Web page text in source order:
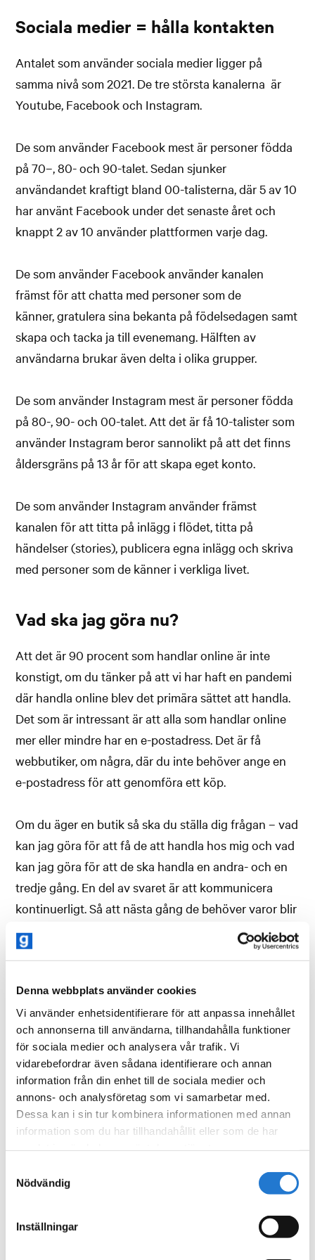
Denna webbplats använder cookies
Vi använder enhetsidentifierare för att anpassa innehållet
och annonserna till användarna, tillhandahålla funktioner
för sociala medier och analysera vår trafik. Vi
vidarebefordrar även sådana identifierare och annan
information från din enhet till de sociala medier och
annons- och analysföretag som vi samarbetar med.
Dessa kan i sin tur kombinera informationen med annan
information som du har tillhandahållit eller som de har
Nödvändig
Inställningar
Sociala medier = hålla kontakten
Antalet som använder sociala medier ligger på
samma nivå som 2021. De tre största kanalerna är
Youtube, Facebook och Instagram.
De som använder Facebook mest är personer födda
på 70–, 80- och 90-talet. Sedan sjunker
användandet kraftigt bland 00-talisterna, där 5 av 10
har använt Facebook under det senaste året och
knappt 2 av 10 använder plattformen varje dag.
De som använder Facebook använder kanalen
främst för att chatta med personer som de
känner, gratulera sina bekanta på födelsedagen samt
skapa och tacka ja till evenemang. Hälften av
användarna brukar även delta i olika grupper.
De som använder Instagram mest är personer födda
på 80-, 90- och 00-talet. Att det är få 10-talister som
använder Instagram beror sannolikt på att det finns
åldersgräns på 13 år för att skapa eget konto.
De som använder Instagram använder främst
kanalen för att titta på inlägg i flödet, titta på
händelser (stories), publicera egna inlägg och skriva
med personer som de känner i verkliga livet.
Vad ska jag göra nu?
Att det är 90 procent som handlar online är inte
konstigt, om du tänker på att vi har haft en pandemi
där handla online blev det primära sättet att handla.
Det som är intressant är att alla som handlar online
mer eller mindre har en e-postadress. Det är få
webbutiker, om några, där du inte behöver ange en
e-postadress för att genomföra ett köp.
Om du äger en butik så ska du ställa dig frågan – vad
kan jag göra för att få de att handla hos mig och vad
kan jag göra för att de ska handla en andra- och en
tredje gång. En del av svaret är att kommunicera
kontinuerligt. Så att nästa gång de behöver varor blir
de att tänka på dig.
vill inte ha 10 procent i rabatt några dagar efter du
har handlat. Skicka istället något som hjälper de att
använda produkten på rätt sätt eller något annat
som kan vara värdefullt för personen
Om du inte redan säljer produkter online – då kanske
det är dags att titta närmare på det. Om du vill
komma igång enkelt så kan dugöra ett nyhetsbrev
att du inte säljer den vidare och på vilket sätt datan